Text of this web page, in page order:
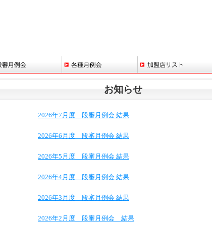
お知らせ
2026年7月度 段審月例会 結果
2026年6月度 段審月例会 結果
2026年5月度 段審月例会 結果
2026年4月度 段審月例会 結果
2026年3月度 段審月例会 結果
2026年2月度 段審月例会 結果